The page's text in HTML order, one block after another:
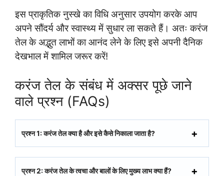
इस प्राकृतिक नुस्खे का विधि अनुसार उपयोग करके आप
अपने सौंदर्य और स्वास्थ्य में सुधार ला सकते हैं। अतः करंज
तेल के अद्भुत लाभों का आनंद लेने के लिए इसे अपनी दैनिक
देखभाल में शामिल जरूर करें!
करंज तेल के संबंध में अक्सर पूछे जाने
वाले प्रश्न (FAQs)
प्रश्न 1: करंज तेल क्या है और इसे कैसे निकाला जाता है?
प्रश्न 2: करंज तेल के त्वचा और बालों के लिए मुख्य लाभ क्या हैं?